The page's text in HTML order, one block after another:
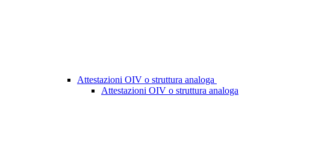
Attestazioni OIV o struttura analoga
Attestazioni OIV o struttura analoga